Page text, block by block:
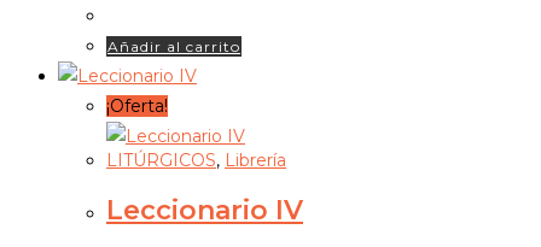
Añadir al carrito
¡Oferta!
LITÚRGICOS, Librería
Leccionario IV